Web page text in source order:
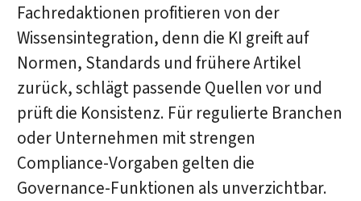
Fachredaktionen profitieren von der
Wissensintegration, denn die KI greift auf
Normen, Standards und frühere Artikel
zurück, schlägt passende Quellen vor und
prüft die Konsistenz. Für regulierte Branchen
oder Unternehmen mit strengen
Compliance-Vorgaben gelten die
Governance-Funktionen als unverzichtbar.